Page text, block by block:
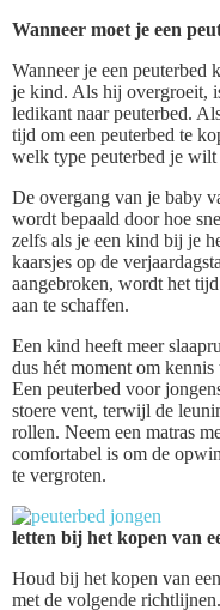
Wanneer moet je een
Wanneer je een
je kind. Als hij overgroeit,
ledikant naar peuterbed.
tijd om een ​​peuterbed te
welk type peuterbed je wilt
De overgang van je baby
wordt bepaald door hoe
zelfs als je een kind bij je
kaarsjes op de
aangebroken, wordt het
aan te schaffen.
Een kind heeft meer
dus hét moment om
Een peuterbed voor
stoere vent, terwijl de
rollen. Neem een ​​matras
comfortabel is om de
te vergroten.
letten bij het kopen van
Houd bij het kopen van
met de volgende